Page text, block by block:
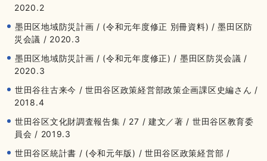
2020.2
墨田区地域防災計画 / (令和元年度修正 別冊資料) / 墨田区防
災会議 / 2020.3
墨田区地域防災計画 / (令和元年度修正) / 墨田区防災会議 /
2020.3
世田谷往古来今 / 世田谷区政策経営部政策企画課区史編さん /
2018.4
世田谷区文化財調査報告集 / 27 / 建文／著 / 世田谷区教育委
員会 / 2019.3
世田谷区統計書 / (令和元年版) / 世田谷区政策経営部 /